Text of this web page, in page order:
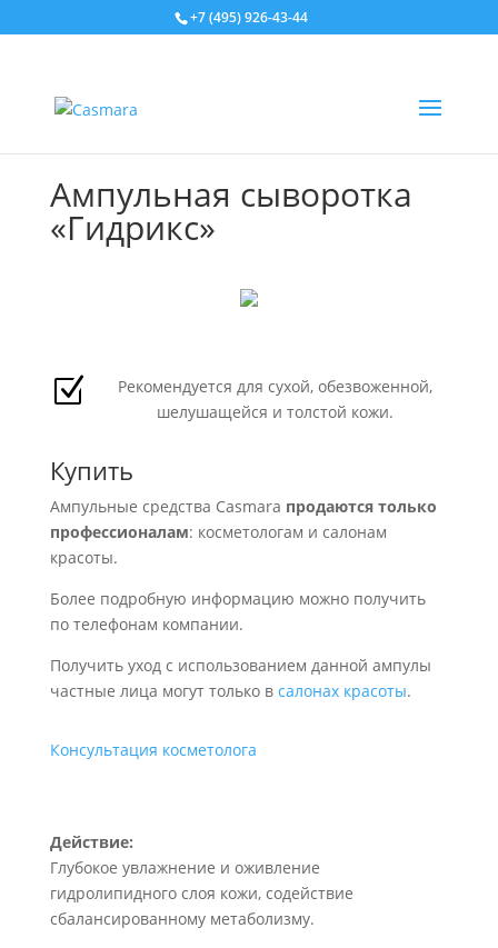
+7 (495) 926-43-44
Ампульная сыворотка
«Гидрикс»
Z
Рекомендуется для сухой, обезвоженной,
шелушащейся и толстой кожи.
Купить
Ампульные средства Casmara продаются только
профессионалам: косметологам и салонам
красоты.
Более подробную информацию можно получить
по телефонам компании.
Получить уход с использованием данной ампулы
частные лица могут только в салонах красоты.
Консультация косметолога
Действие:
Глубокое увлажнение и оживление
гидролипидного слоя кожи, содействие
сбалансированному метаболизму.